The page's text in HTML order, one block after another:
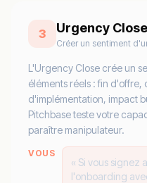
3 Urgency Close
Créer un sentiment
L'Urgency Close crée un
éléments réels : fin
d'implémentation, impact
Pitchbase teste votre
paraître manipulateur.
VOUS
« Si vous signez
l'onboarding